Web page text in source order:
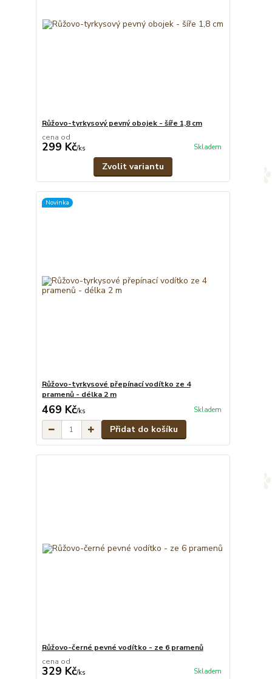
Růžovo-tyrkysový pevný obojek - šíře 1,8 cm
cena od
299 Kč/ks Skladem
Zvolit variantu
Novinka
Růžovo-tyrkysové přepínací vodítko ze 4
pramenů - délka 2 m
469 Kč/ks Skladem
Přidat do košíku
Růžovo-černé pevné vodítko - ze 6 pramenů
cena od
329 Kč/ks Skladem